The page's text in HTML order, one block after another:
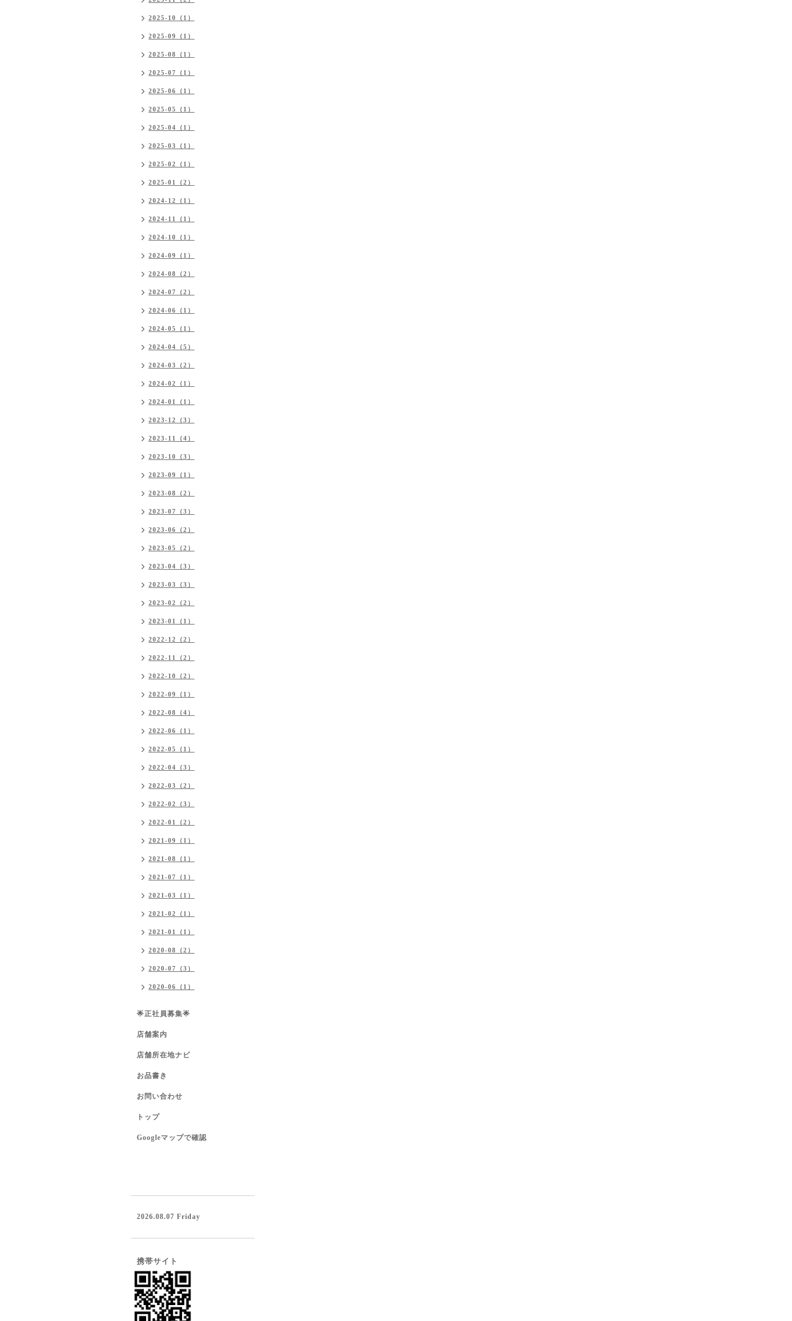
2025-10（1）
2025-09（1）
2025-08（1）
2025-07（1）
2025-06（1）
2025-05（1）
2025-04（1）
2025-03（1）
2025-02（1）
2025-01（2）
2024-12（1）
2024-11（1）
2024-10（1）
2024-09（1）
2024-08（2）
2024-07（2）
2024-06（1）
2024-05（1）
2024-04（5）
2024-03（2）
2024-02（1）
2024-01（1）
2023-12（3）
2023-11（4）
2023-10（3）
2023-09（1）
2023-08（2）
2023-07（3）
2023-06（2）
2023-05（2）
2023-04（3）
2023-03（3）
2023-02（2）
2023-01（1）
2022-12（2）
2022-11（2）
2022-10（2）
2022-09（1）
2022-08（4）
2022-06（1）
2022-05（1）
2022-04（3）
2022-03（2）
2022-02（3）
2022-01（2）
2021-09（1）
2021-08（1）
2021-07（1）
2021-03（1）
2021-02（1）
2021-01（1）
2020-08（2）
2020-07（3）
2020-06（1）
🌟正社員募集🌟
店舗案内
店舗所在地ナビ
お品書き
お問い合わせ
トップ
Googleマップで確認
2026.08.07 Friday
携帯サイト